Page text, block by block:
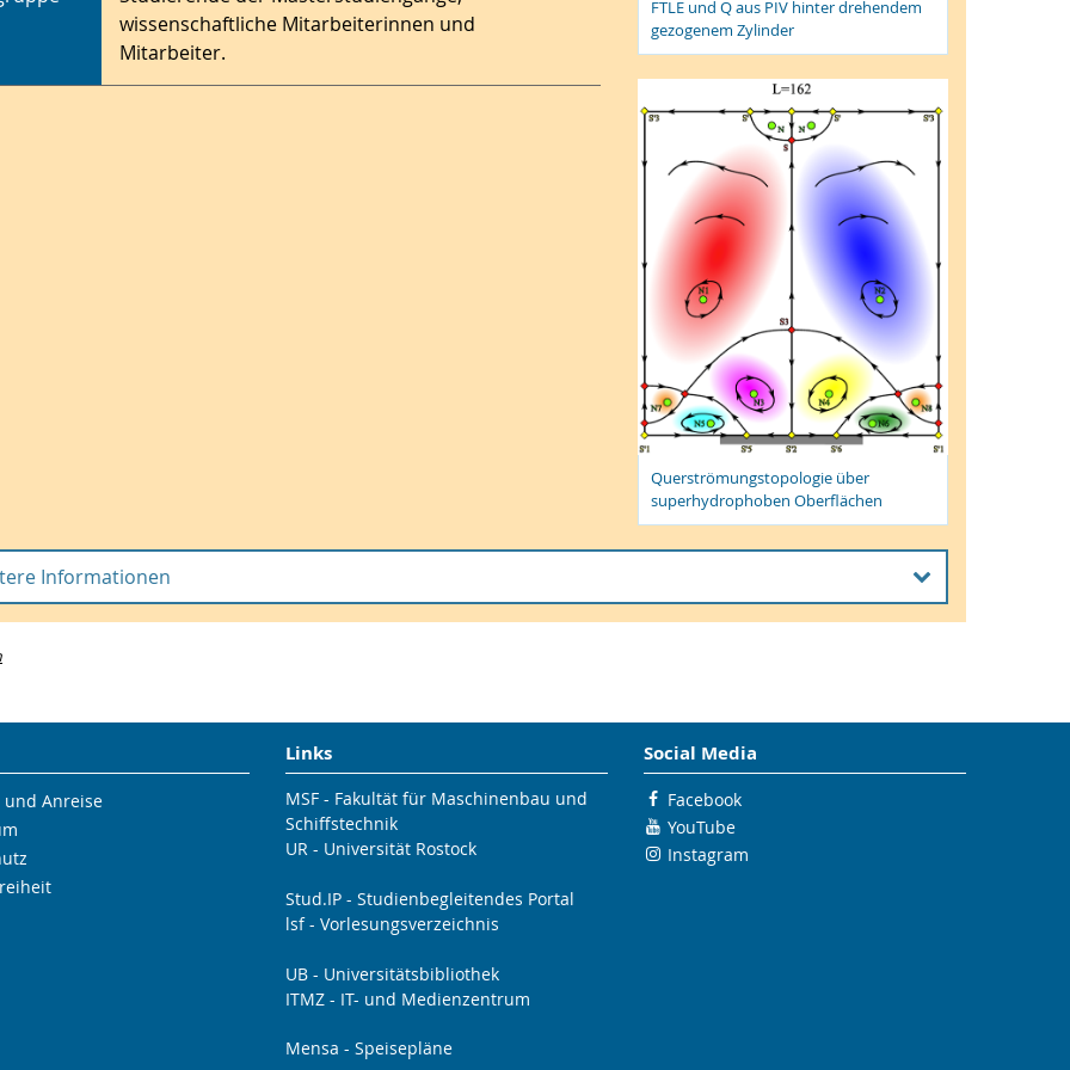
welche Problemstellungen aus den Ingenieurswissenschaften besonders geeignet bzw. ungeeignet für eine
Untersuchung sind.
wissenschaftliche Mitarbeiterinnen und
Mitarbeiter.
FTLE und Q aus PIV hinter drehendem
gezogenem Zylinder
Querströmungstopologie über
superhydrophoben Oberflächen
Informationen
Dynamik und Lebensdauer strömungsmechanischer Strukturen
Strömungsmuster und Interpretation der extrahierten Strukturen
sowohl im Bereich der Grundlagenforschung als auch bei
Optimierungsansätzen von großer Bedeutung. Während
ersten dokumentierten Bemühungen des 15. Jahrhunderts noch mit
Anfertigung und Beschreibung von Skizzen begnügen mussten, existiert
eine Vielzahl verschiedener (computergestützter) Analysestrategien mit
Schwerpunkten und Komplexitätsstufen.
Analysetechniken gegeben werden, wobei eine Auswahl
Identifikationstechniken vorgestellt wird. Ein wichtiger Aspekt
(lokalen) Euler'schen, Lagrange'schen und modalen Ansätze.
Topologie der Wirbelablösung
(schematisch)
und Anreise
Links
MSF - Fakultät für Maschinenbau und
Schiffstechnik
UR - Universität Rostock
Stud.IP - Studienbegleitendes Portal
lsf - Vorlesungsverzeichnis
UB - Universitätsbibliothek
ITMZ - IT- und Medienzentrum
Mensa - Speisepläne
Social Media
Facebook
YouTube
Instagram